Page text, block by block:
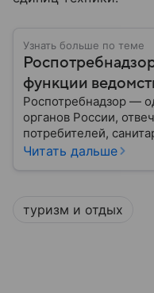
Узнать больше по теме
функции
Роспотребнадзор —
органов России,
потребителей,
благополучие
Читать дальше
туризм и отдых